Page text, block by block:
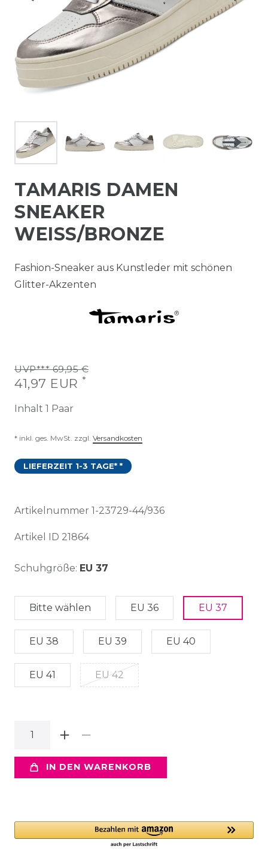
TAMARIS DAMEN
SNEAKER
WEISS/BRONZE
Fashion-Sneaker aus Kunstleder mit schönen
Glitter-Akzenten
UVP*** 69,95 €
41,97 EUR *
Inhalt 1 Paar
* inkl. ges. MwSt. zzgl. Versandkosten
LIEFERZEIT 1-3 TAGE* *
Artikelnummer 1-23729-44/936
Artikel ID 21864
Schuhgröße: EU 37
Bitte wählen EU 36 EU 37
EU 38 EU 39 EU 40
EU 41 EU 42
IN DEN WARENKORB